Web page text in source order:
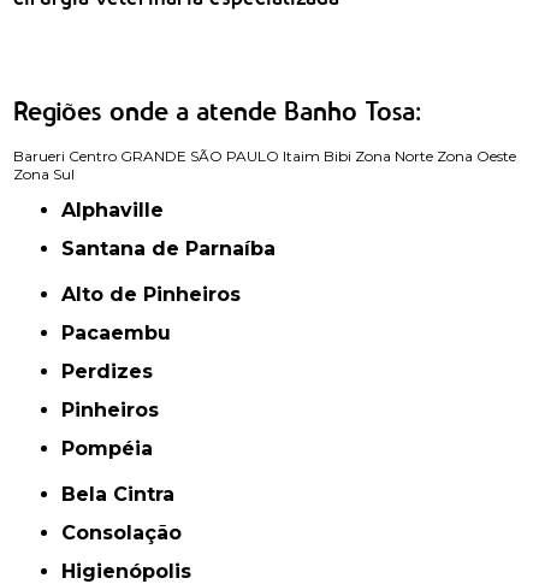
Regiões onde a atende Banho Tosa:
Barueri Centro GRANDE SÃO PAULO Itaim Bibi Zona Norte Zona Oeste
Zona Sul
Alphaville
Santana de Parnaíba
Alto de Pinheiros
Pacaembu
Perdizes
Pinheiros
Pompéia
Bela Cintra
Consolação
Higienópolis